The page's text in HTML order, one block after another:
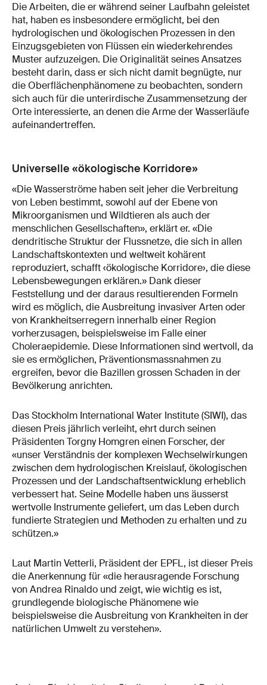
Die Arbeiten, die er während seiner Laufbahn geleistet
hat, haben es insbesondere ermöglicht, bei den
hydrologischen und ökologischen Prozessen in den
Einzugsgebieten von Flüssen ein wiederkehrendes
Muster aufzuzeigen. Die Originalität seines Ansatzes
besteht darin, dass er sich nicht damit begnügte, nur
die Oberflächenphänomene zu beobachten, sondern
sich auch für die unterirdische Zusammensetzung der
Orte interessierte, an denen die Arme der Wasserläufe
aufeinandertreffen.
Universelle «ökologische Korridore»
«Die Wasserströme haben seit jeher die Verbreitung
von Leben bestimmt, sowohl auf der Ebene von
Mikroorganismen und Wildtieren als auch der
menschlichen Gesellschaften», erklärt er. «Die
dendritische Struktur der Flussnetze, die sich in allen
Landschaftskontexten und weltweit kohärent
reproduziert, schafft ‹ökologische Korridore›, die diese
Lebensbewegungen erklären.» Dank dieser
Feststellung und der daraus resultierenden Formeln
wird es möglich, die Ausbreitung invasiver Arten oder
von Krankheitserregern innerhalb einer Region
vorherzusagen, beispielsweise im Falle einer
Choleraepidemie. Diese Informationen sind wertvoll, da
sie es ermöglichen, Präventionsmassnahmen zu
ergreifen, bevor die Bazillen grossen Schaden in der
Bevölkerung anrichten.
Das Stockholm International Water Institute (SIWI), das
diesen Preis jährlich verleiht, ehrt durch seinen
Präsidenten Torgny Homgren einen Forscher, der
«unser Verständnis der komplexen Wechselwirkungen
zwischen dem hydrologischen Kreislauf, ökologischen
Prozessen und der Landschaftsentwicklung erheblich
verbessert hat. Seine Modelle haben uns äusserst
wertvolle Instrumente geliefert, um das Leben durch
fundierte Strategien und Methoden zu erhalten und zu
schützen.»
Laut Martin Vetterli, Präsident der EPFL, ist dieser Preis
die Anerkennung für «die herausragende Forschung
von Andrea Rinaldo und zeigt, wie wichtig es ist,
grundlegende biologische Phänomene wie
beispielsweise die Ausbreitung von Krankheiten in der
natürlichen Umwelt zu verstehen».